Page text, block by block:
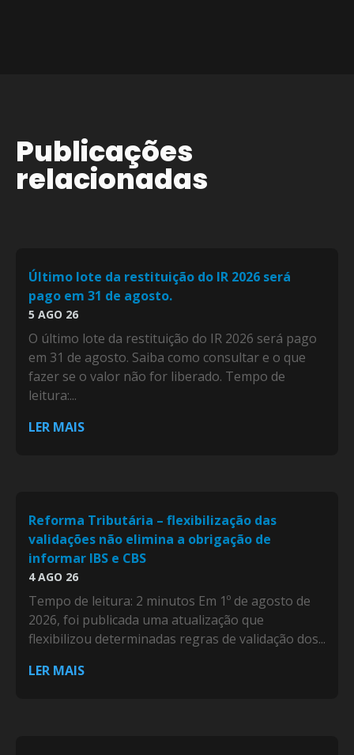
Publicações
relacionadas
Último lote da restituição do IR 2026 será
pago em 31 de agosto.
5 AGO 26
O último lote da restituição do IR 2026 será pago
em 31 de agosto. Saiba como consultar e o que
fazer se o valor não for liberado. Tempo de
leitura:...
LER MAIS
Reforma Tributária – flexibilização das
validações não elimina a obrigação de
informar IBS e CBS
4 AGO 26
Tempo de leitura: 2 minutos Em 1º de agosto de
2026, foi publicada uma atualização que
flexibilizou determinadas regras de validação dos...
LER MAIS